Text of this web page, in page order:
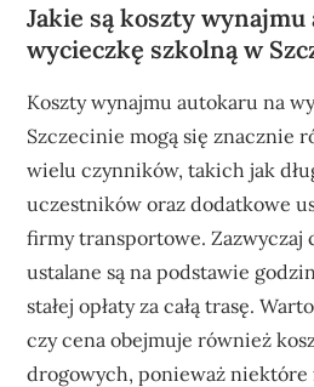
Jakie są koszty
wycieczkę szkolną w
Koszty wynajmu autokaru na
Szczecinie mogą się znacznie
wielu czynników, takich jak
uczestników oraz dodatkowe
firmy transportowe. Zazwyczaj
ustalane są na podstawie
stałej opłaty za całą trasę.
czy cena obejmuje również
drogowych, ponieważ niektóre